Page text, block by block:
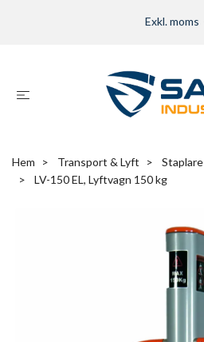
Exkl. moms
Hem Transport & Lyft Staplare
LV-150 EL, Lyftvagn 150 kg